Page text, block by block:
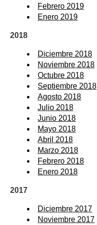
Febrero 2019
Enero 2019
2018
Diciembre 2018
Noviembre 2018
Octubre 2018
Septiembre 2018
Agosto 2018
Julio 2018
Junio 2018
Mayo 2018
Abril 2018
Marzo 2018
Febrero 2018
Enero 2018
2017
Diciembre 2017
Noviembre 2017